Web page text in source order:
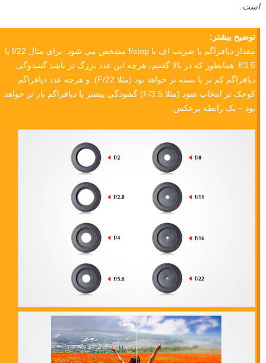
است.
توضیح بیشتر:
مقدار دیافراگم با ضریب اف یا f/stop مشخص می شود. برای مثال f/22 یا
f/3.5. همانطور که در بالا گفتیم، هرچه این عدد بزرگ تر باشد گشدوگی
دیافراگم کم تر یا بسته تر خواهد بود (مثلا F/22). و هرچه عدد دیافراگم
کوچک تر انتخاب شود (مثلا F/3.5) گشودگی بیشتر یا دیافراگم باز تر خواهد
بود – یک رابطه برعکس.